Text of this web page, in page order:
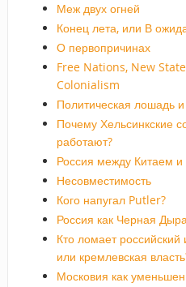
Меж двух огней
Конец лета, или В
О первопричинах
Free Nations, New
Colonialism
Политическая лошадь и
Почему Хельсинкские
работают?
Россия между Китаем
Несовместимость
Кого напугал Putler?
Россия как Черная
Кто ломает
или кремлевская
Московия как